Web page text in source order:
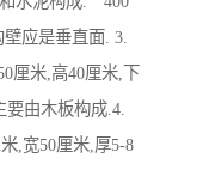
应是垂直面. 3.
厘米,高40厘米,下
要由木板构成.4.
,宽50厘米,厚5-8